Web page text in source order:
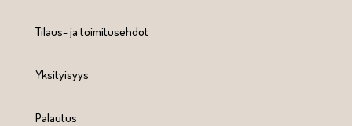
Tilaus- ja toimitusehdot
Yksityisyys
Palautus